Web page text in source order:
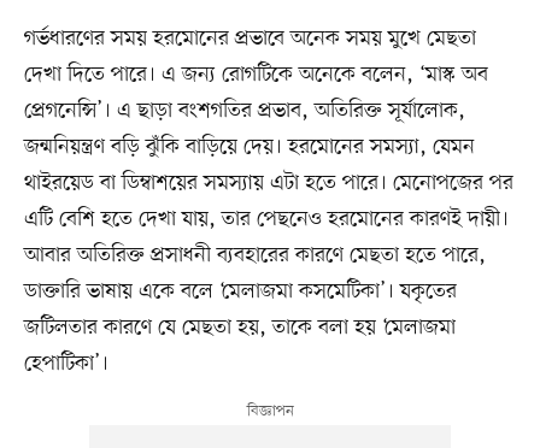
গর্ভধারণের সময় হরমোনের প্রভাবে অনেক সময় মুখে মেছতা
দেখা দিতে পারে। এ জন্য রোগটিকে অনেকে বলেন, ‘মাস্ক অব
প্রেগনেন্সি’। এ ছাড়া বংশগতির প্রভাব, অতিরিক্ত সূর্যালোক,
জন্মনিয়ন্ত্রণ বড়ি ঝুঁকি বাড়িয়ে দেয়। হরমোনের সমস্যা, যেমন
থাইরয়েড বা ডিম্বাশয়ের সমস্যায় এটা হতে পারে। মেনোপজের পর
এটি বেশি হতে দেখা যায়, তার পেছনেও হরমোনের কারণই দায়ী।
আবার অতিরিক্ত প্রসাধনী ব্যবহারের কারণে মেছতা হতে পারে,
ডাক্তারি ভাষায় একে বলে ‘মেলাজমা কসমেটিকা’। যকৃতের
জটিলতার কারণে যে মেছতা হয়, তাকে বলা হয় ‘মেলাজমা
হেপাটিকা’।